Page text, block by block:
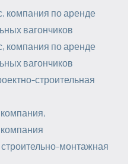
компания по аренде
вагончиков
компания по аренде
вагончиков
строительная
монтажная